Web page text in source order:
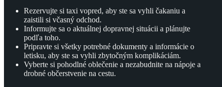
Rezervujte si taxi vopred, aby ste sa vyhli čakaniu a
zaistili si včasný odchod.
Informujte sa o aktuálnej dopravnej situácii a plánujte
podľa toho.
Pripravte si všetky potrebné dokumenty a informácie o
letisku, aby ste sa vyhli zbytočným komplikáciám.
Vyberte si pohodlné oblečenie a nezabudnite na nápoje a
drobné občerstvenie na cestu.